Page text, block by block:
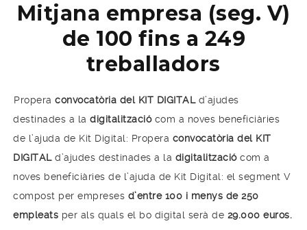
Mitjana empresa (seg. V)
de 100 fins a 249
treballadors
Propera convocatòria del KIT DIGITALd’ajudes
destinades a la digitalització com a noves beneficiàries
de l’ajuda de Kit Digital: Propera convocatòria del KIT
DIGITALd’ajudes destinades a la digitalització com a
noves beneficiàries de l’ajuda de Kit Digital: el segment V
compost per empreses d’entre 100 i menys de 250
empleats per als quals el bo digital serà de 29.000 euros.